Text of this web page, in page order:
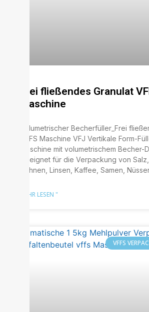
Frei fließendes Granulat
Maschine
Volumetrischer Becherfüller_Frei
VFFS Maschine VFJ Vertikale Form-
Maschine mit volumetrischem Becher-
Geeignet für die Verpackung von
Bohnen, Linsen, Kaffee, Samen,
MEHR LESEN "
VFFS